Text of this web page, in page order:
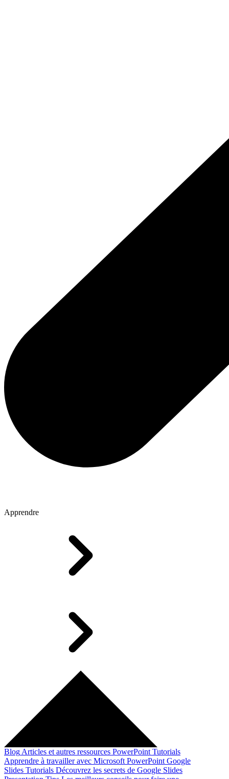
Apprendre
Blog Articles et autres ressources PowerPoint Tutorials
Apprendre à travailler avec Microsoft PowerPoint Google
Slides Tutorials Découvrez les secrets de Google Slides